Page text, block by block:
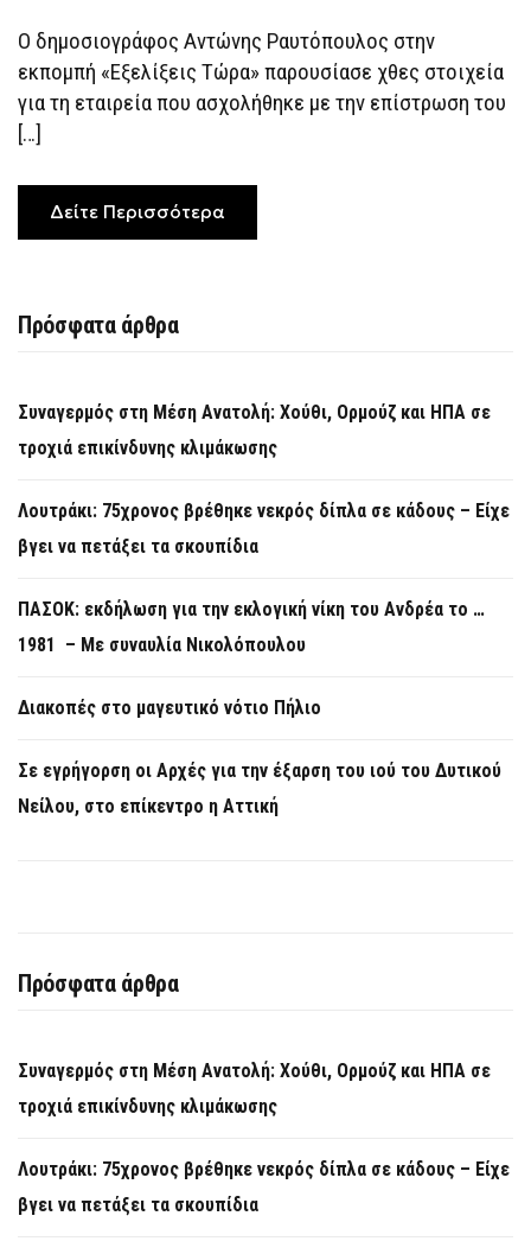
Ο δημοσιογράφος Αντώνης Ραυτόπουλος στην
εκπομπή «Εξελίξεις Τώρα» παρουσίασε χθες στοιχεία
για τη εταιρεία που ασχολήθηκε με την επίστρωση του
[…]
Δείτε Περισσότερα
Πρόσφατα άρθρα
Συναγερμός στη Μέση Ανατολή: Χούθι, Ορμούζ και ΗΠΑ σε
τροχιά επικίνδυνης κλιμάκωσης
Λουτράκι: 75χρονος βρέθηκε νεκρός δίπλα σε κάδους – Είχε
βγει να πετάξει τα σκουπίδια
ΠΑΣΟΚ: εκδήλωση για την εκλογική νίκη του Ανδρέα το …
1981 – Με συναυλία Νικολόπουλου
Διακοπές στο μαγευτικό νότιο Πήλιο
Σε εγρήγορση οι Αρχές για την έξαρση του ιού του Δυτικού
Νείλου, στο επίκεντρο η Αττική
Πρόσφατα άρθρα
Συναγερμός στη Μέση Ανατολή: Χούθι, Ορμούζ και ΗΠΑ σε
τροχιά επικίνδυνης κλιμάκωσης
Λουτράκι: 75χρονος βρέθηκε νεκρός δίπλα σε κάδους – Είχε
βγει να πετάξει τα σκουπίδια